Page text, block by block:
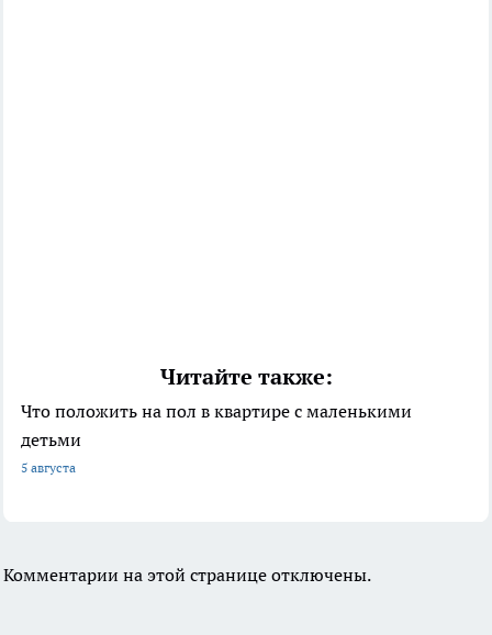
Читайте также:
Что положить на пол в квартире с маленькими
детьми
5 августа
Комментарии на этой странице отключены.